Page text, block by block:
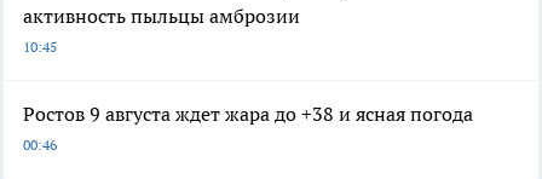
активность пыльцы амброзии
10:45
Ростов 9 августа ждет жара до +38 и ясная погода
00:46